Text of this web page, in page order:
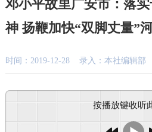
邓小平故里广安市：落
神 扬鞭加快“双脚丈量”
时间：2019-12-28 录入：本社编辑部
按播放键收听